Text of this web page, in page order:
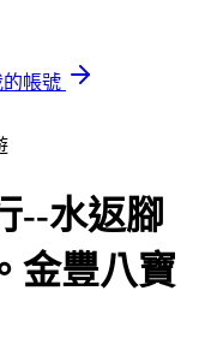
的帳號
--水返腳
金豐八寶